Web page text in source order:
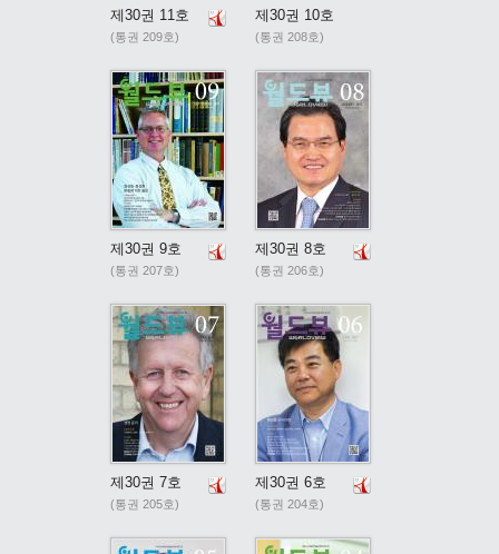
제30권 11호
(통권 209호)
제30권 10호
(통권 208호)
제30권 9호
(통권 207호)
제30권 8호
(통권 206호)
제30권 7호
(통권 205호)
제30권 6호
(통권 204호)